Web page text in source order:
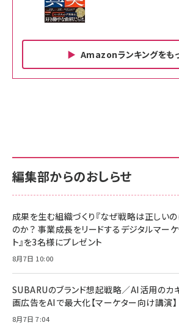
Amazonランキングをも
￥880
anan(アンアン)2026/06/
スペシャルエディション[王
￥1,100
anan(アンアン)2026/07/
￥880
ママ投資家が育休中に１億貯
サポート正規品 メーカー保
NIMASO ガラスフィルム
すい ガイド枠付き い
2枚セット DSP25F1698
￥1,599
￥6,980
サポート正規品 メーカー保
Amazon eギフトカード -
￥5,000
Anker PowerLine III Flow
Pro/Air 各種対応 (1.8m ミ
￥1,890
編集部からのおしらせ
成果を生む組織づくり『なぜ戦略は正しい
のか？ 事業成長をリードするデジタルマーケ
ト』を3名様にプレゼント
8月7日 10:00
SUBARUのブランド想起戦略／AI活用のカギ
画広告をAIで最大化【マーケター向け講演】
8月7日 7:04